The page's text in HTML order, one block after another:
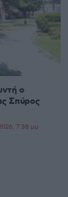
ο
Σπύρος
7:38 μμ